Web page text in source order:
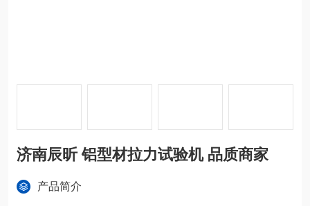
济南辰昕 铝型材拉力试验机 品质商家
产品简介